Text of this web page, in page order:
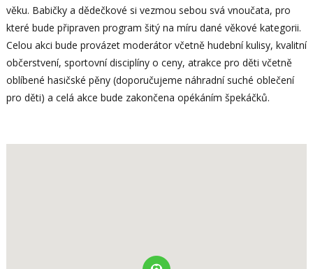
věku. Babičky a dědečkové si vezmou sebou svá vnoučata, pro
které bude připraven program šitý na míru dané věkové kategorii.
Celou akci bude provázet moderátor včetně hudební kulisy, kvalitní
občerstvení, sportovní disciplíny o ceny, atrakce pro děti včetně
oblíbené hasičské pěny (doporučujeme náhradní suché oblečení
pro děti) a celá akce bude zakončena opékáním špekáčků.